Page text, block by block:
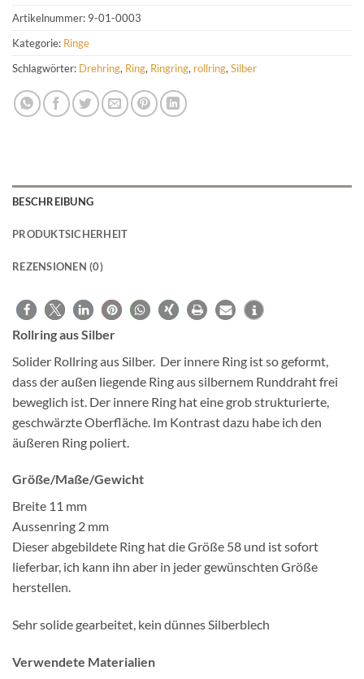
Artikelnummer: 9-01-0003
Kategorie: Ringe
Schlagwörter: Drehring, Ring, Ringring, rollring, Silber
BESCHREIBUNG
PRODUKTSICHERHEIT
REZENSIONEN (0)
Rollring aus Silber
Solider Rollring aus Silber. Der innere Ring ist so geformt,
dass der außen liegende Ring aus silbernem Runddraht frei
beweglich ist. Der innere Ring hat eine grob strukturierte,
geschwärzte Oberfläche. Im Kontrast dazu habe ich den
äußeren Ring poliert.
Größe/Maße/Gewicht
Breite 11 mm
Aussenring 2 mm
Dieser abgebildete Ring hat die Größe 58 und ist sofort
lieferbar, ich kann ihn aber in jeder gewünschten Größe
herstellen.
Sehr solide gearbeitet, kein dünnes Silberblech
Verwendete Materialien